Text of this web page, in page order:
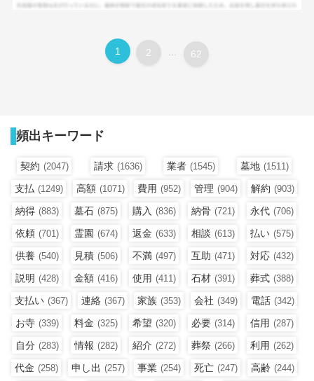
1 2 ... 62
頻出キーワード
契約 (2047) 請求 (1636) 業者 (1545) 墓地 (1511)
支払 (1249) 高額 (1071) 費用 (952) 管理 (904) 解約 (903)
納得 (883) 墓石 (875) 購入 (836) 納骨 (721) 永代 (706)
依頼 (701) 霊園 (674) 返金 (633) 相談 (613) 払い (575)
供養 (540) 見積 (506) 不満 (497) 互助 (471) 対応 (432)
説明 (428) 金額 (416) 使用 (411) 石材 (391) 葬式 (388)
支払い (367) 連絡 (367) 家族 (353) 会社 (349) 電話 (342)
お寺 (339) 料金 (325) 希望 (320) 必要 (314) 信用 (287)
自分 (283) 情報 (282) 紹介 (272) 葬祭 (266) 利用 (262)
代金 (258) 申し出 (257) 事業 (254) 死亡 (247) 高齢 (244)